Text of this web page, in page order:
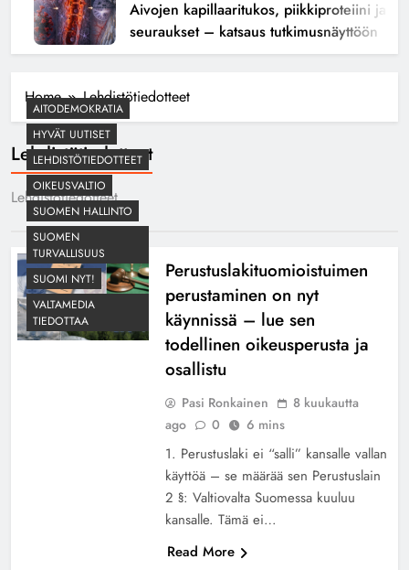
Aivojen kapillaaritukos, piikkiproteiini ja
seuraukset – katsaus tutkimusnäyttöön
Home Lehdistötiedotteet
Lehdistötiedotteet
Lehdistötiedotteet
AITODEMOKRATIA
HYVÄT UUTISET
LEHDISTÖTIEDOTTEET
OIKEUSVALTIO
SUOMEN HALLINTO
SUOMEN
TURVALLISUUS
SUOMI NYT!
VALTAMEDIA
TIEDOTTAA
Perustuslakituomioistuimen
perustaminen on nyt
käynnissä – lue sen
todellinen oikeusperusta ja
osallistu
Pasi Ronkainen
8 kuukautta
ago
0 6 mins
1. Perustuslaki ei “salli” kansalle vallan
käyttöä – se määrää sen Perustuslain
2 §: Valtiovalta Suomessa kuuluu
kansalle. Tämä ei…
Read More